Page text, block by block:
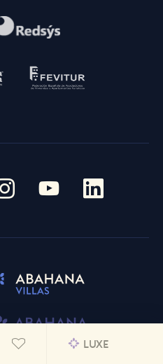
LUXE